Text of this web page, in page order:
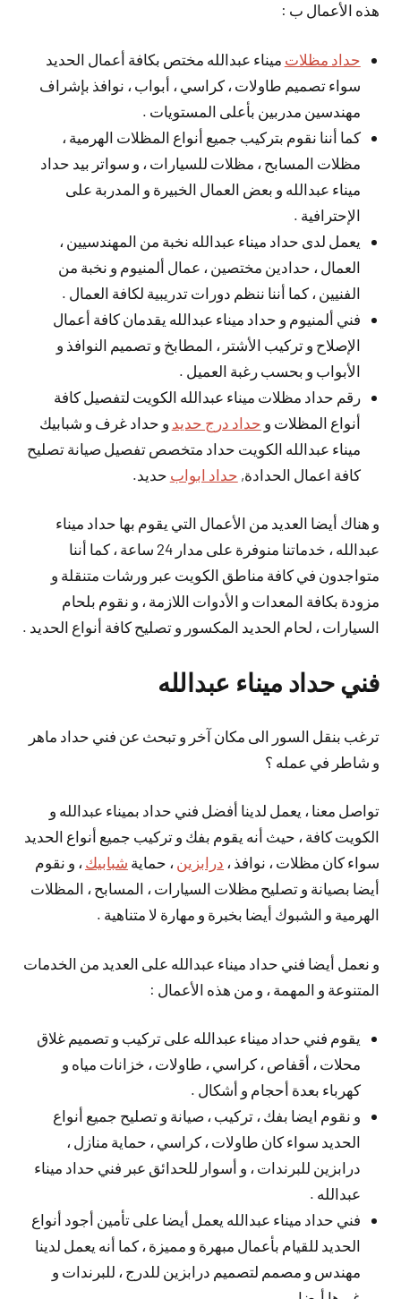
هذه الأعمال ب :
حداد مظلات ميناء عبدالله مختص بكافة أعمال الحديد
سواء تصميم طاولات ، كراسي ، أبواب ، نوافذ بإشراف
مهندسين مدربين بأعلى المستويات .
كما أننا نقوم بتركيب جميع أنواع المظلات الهرمية ،
مظلات المسابح ، مظلات للسيارات ، و سواتر بيد حداد
ميناء عبدالله و بعض العمال الخبيرة و المدربة على
الإحترافية .
يعمل لدى حداد ميناء عبدالله نخبة من المهندسيين ،
العمال ، حدادين مختصين ، عمال ألمنيوم و نخبة من
الفنيين ، كما أننا ننظم دورات تدريبية لكافة العمال .
فني ألمنيوم و حداد ميناء عبدالله يقدمان كافة أعمال
الإصلاح و تركيب الأشتر ، المطابخ و تصميم النوافذ و
الأبواب و بحسب رغبة العميل .
رقم حداد مظلات ميناء عبدالله الكويت لتفصيل كافة
أنواع المظلات و حداد درج حديد و حداد غرف و شبابيك
ميناء عبدالله الكويت حداد متخصص تفصيل صيانة تصليح
كافة اعمال الحدادة, حداد ابواب حديد.
و هناك أيضا العديد من الأعمال التي يقوم بها حداد ميناء
عبدالله ، خدماتنا منوفرة على مدار 24 ساعة ، كما أننا
متواجدون في كافة مناطق الكويت عبر ورشات متنقلة و
مزودة بكافة المعدات و الأدوات اللازمة ، و نقوم بلحام
السيارات ، لحام الحديد المكسور و تصليح كافة أنواع الحديد .
فني حداد ميناء عبدالله
ترغب بنقل السور الى مكان آخر و تبحث عن فني حداد ماهر
و شاطر في عمله ؟
تواصل معنا ، يعمل لدينا أفضل فني حداد بميناء عبدالله و
الكويت كافة ، حيث أنه يقوم بفك و تركيب جميع أنواع الحديد
سواء كان مظلات ، نوافذ ، درابزين ، حماية شبابيك ، و نقوم
أيضا بصيانة و تصليح مظلات السيارات ، المسابح ، المظلات
الهرمية و الشبوك أيضا بخبرة و مهارة لا متناهية .
و نعمل أيضا فني حداد ميناء عبدالله على العديد من الخدمات
المتنوعة و المهمة ، و من هذه الأعمال :
يقوم فني حداد ميناء عبدالله على تركيب و تصميم غلاق
محلات ، أقفاص ، كراسي ، طاولات ، خزانات مياه و
كهرباء بعدة أحجام و أشكال .
و نقوم ايضا بفك ، تركيب ، صيانة و تصليح جميع أنواع
الحديد سواء كان طاولات ، كراسي ، حماية منازل ،
درابزين للبرندات ، و أسوار للحدائق عبر فني حداد ميناء
عبدالله .
فني حداد ميناء عبدالله يعمل أيضا على تأمين أجود أنواع
الحديد للقيام بأعمال مبهرة و مميزة ، كما أنه يعمل لدينا
مهندس و مصمم لتصميم درابزين للدرج ، للبرندات و